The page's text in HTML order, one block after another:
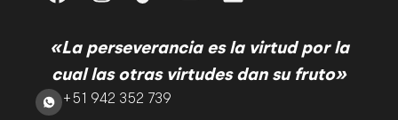
«La perseverancia es la virtud por la
cual las otras virtudes dan su fruto»
+51 942 352 739